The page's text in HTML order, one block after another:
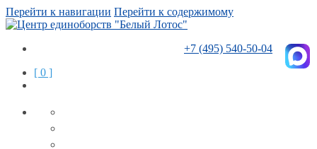
Перейти к навигации Перейти к содержимому
+7 (495) 540-50-04
[ 0 ]